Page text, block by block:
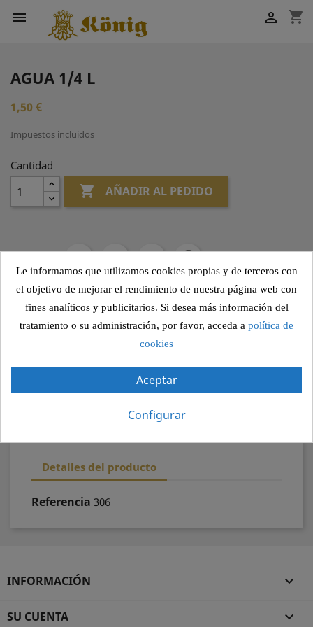
 shopping_cart

AGUA 1/4 L
1,50 €
Impuestos incluidos
Cantidad
 AÑADIR AL PEDIDO
Pago seguro
100% calidad
Detalles del producto
Referencia 306
INFORMACIÓN 
SU CUENTA 
Le informamos que utilizamos cookies propias y de terceros con
el objetivo de mejorar el rendimiento de nuestra página web con
fines analíticos y publicitarios. Si desea más información del
tratamiento o su administración, por favor, acceda a política de
cookies
Aceptar
Configurar